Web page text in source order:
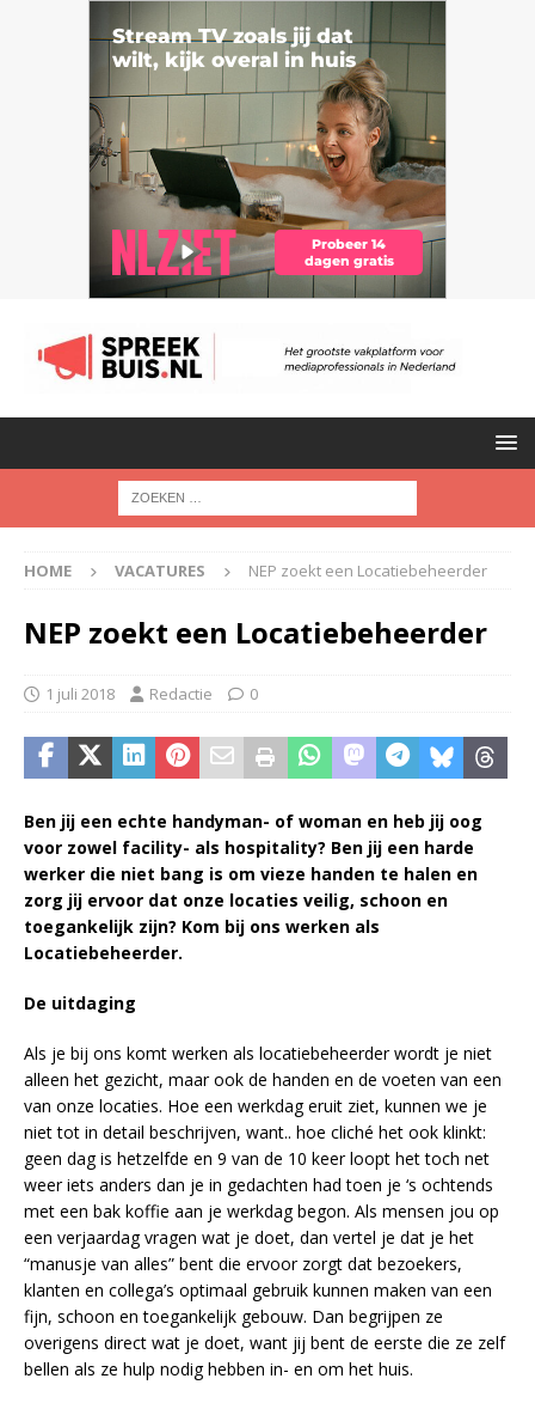
HOME VACATURES NEP zoekt een Locatiebeheerder
NEP zoekt een Locatiebeheerder
1 juli 2018 Redactie 0
Ben jij een echte handyman- of woman en heb jij oog
voor zowel facility- als hospitality? Ben jij een harde
werker die niet bang is om vieze handen te halen en
zorg jij ervoor dat onze locaties veilig, schoon en
toegankelijk zijn? Kom bij ons werken als
Locatiebeheerder.
De uitdaging
Als je bij ons komt werken als locatiebeheerder wordt je niet
alleen het gezicht, maar ook de handen en de voeten van een
van onze locaties. Hoe een werkdag eruit ziet, kunnen we je
niet tot in detail beschrijven, want.. hoe cliché het ook klinkt:
geen dag is hetzelfde en 9 van de 10 keer loopt het toch net
weer iets anders dan je in gedachten had toen je ‘s ochtends
met een bak koffie aan je werkdag begon. Als mensen jou op
een verjaardag vragen wat je doet, dan vertel je dat je het
“manusje van alles” bent die ervoor zorgt dat bezoekers,
klanten en collega’s optimaal gebruik kunnen maken van een
fijn, schoon en toegankelijk gebouw. Dan begrijpen ze
overigens direct wat je doet, want jij bent de eerste die ze zelf
bellen als ze hulp nodig hebben in- en om het huis.